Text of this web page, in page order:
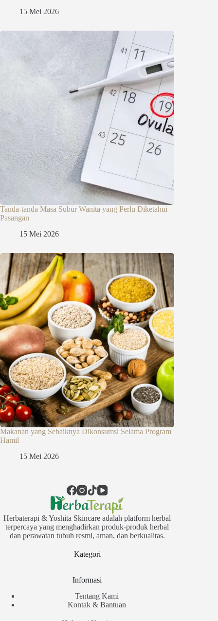
15 Mei 2026
Tanda-tanda Masa Subur Wanita yang Perlu Diketahui
Pasangan
15 Mei 2026
Makanan yang Sebaiknya Dikonsumsi Selama Program
Hamil
15 Mei 2026
Herbaterapi & Yoshita Skincare adalah platform herbal
terpercaya yang menghadirkan produk-produk herbal
dan perawatan tubuh resmi, aman, dan berkualitas.
Kategori
Informasi
Tentang Kami
Kontak & Bantuan